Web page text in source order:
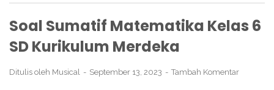
Soal Sumatif Matematika Kelas 6
SD Kurikulum Merdeka
Ditulis oleh Musical September 13, 2023 Tambah Komentar